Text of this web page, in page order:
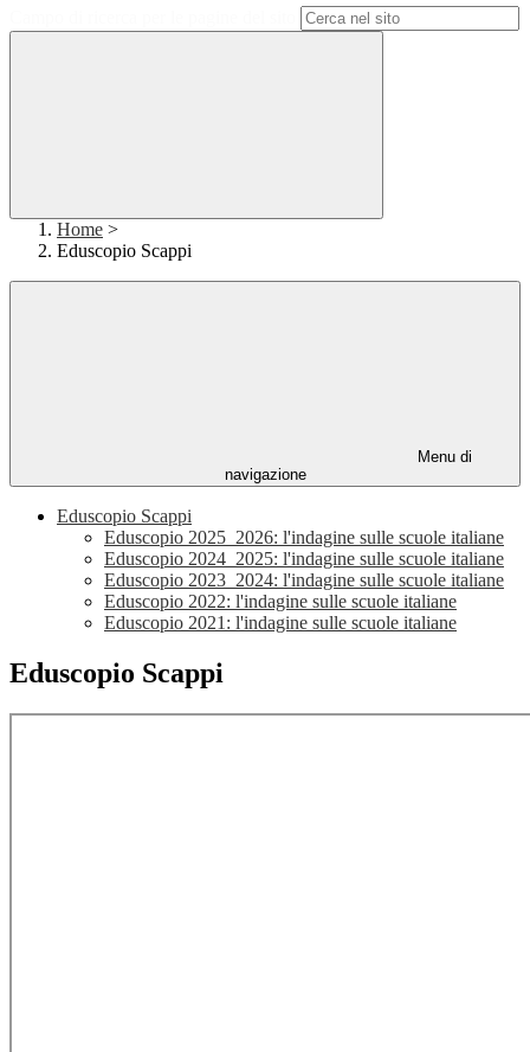
Home >
Eduscopio Scappi
Menu di
navigazione
Eduscopio Scappi
Eduscopio 2025_2026: l'indagine sulle scuole italiane
Eduscopio 2024_2025: l'indagine sulle scuole italiane
Eduscopio 2023_2024: l'indagine sulle scuole italiane
Eduscopio 2022: l'indagine sulle scuole italiane
Eduscopio 2021: l'indagine sulle scuole italiane
Eduscopio Scappi